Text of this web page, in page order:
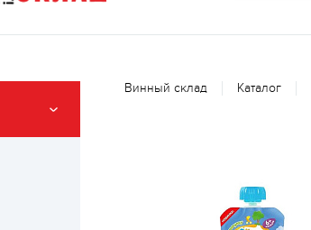
Винный склад Каталог